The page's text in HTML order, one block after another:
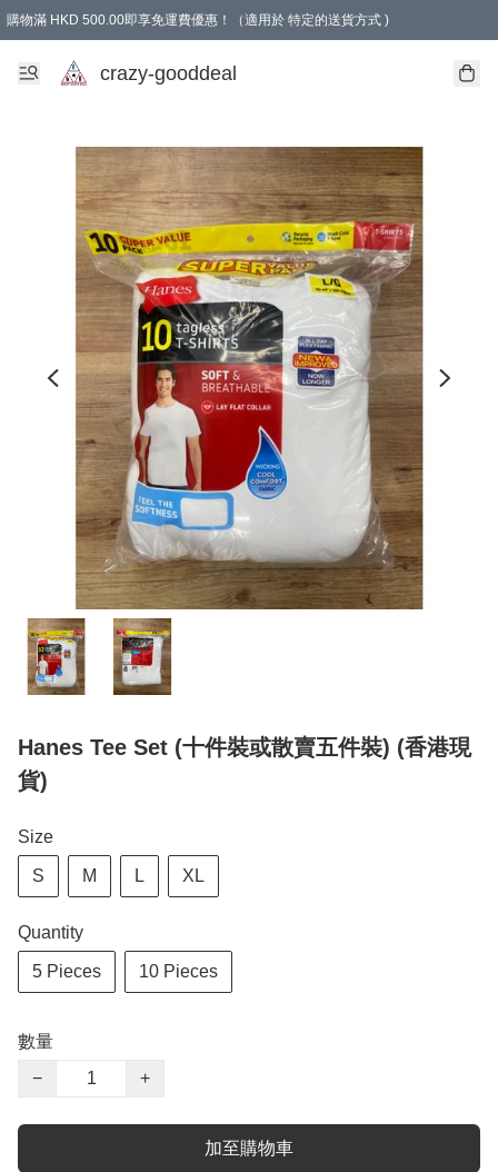
購物滿 HKD 500.00即享免運費優惠！（適用於 特定的送貨方式 )
成為會員可享免費禮品
crazy-gooddeal
Hanes Tee Set (十件裝或散賣五件裝) (香港現
貨)
Size
S M L XL
Quantity
5 Pieces 10 Pieces
數量
−
+
加至購物車